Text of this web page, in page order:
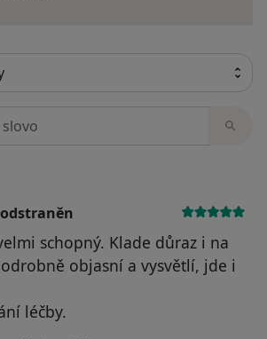
schopný. Klade důraz i na
objasní a vysvětlí, jde i
léčby.